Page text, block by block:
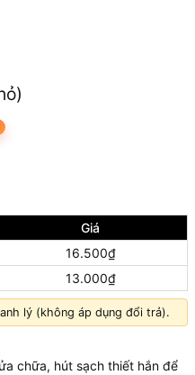
Giá
16.500₫
13.000₫
lý (không áp dụng đổi trả).
chữa, hút sạch thiết hắn để